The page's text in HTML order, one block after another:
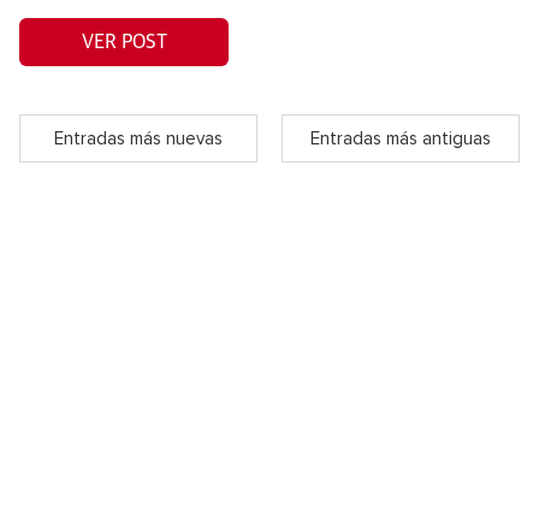
VER POST
Entradas más nuevas Entradas más antiguas